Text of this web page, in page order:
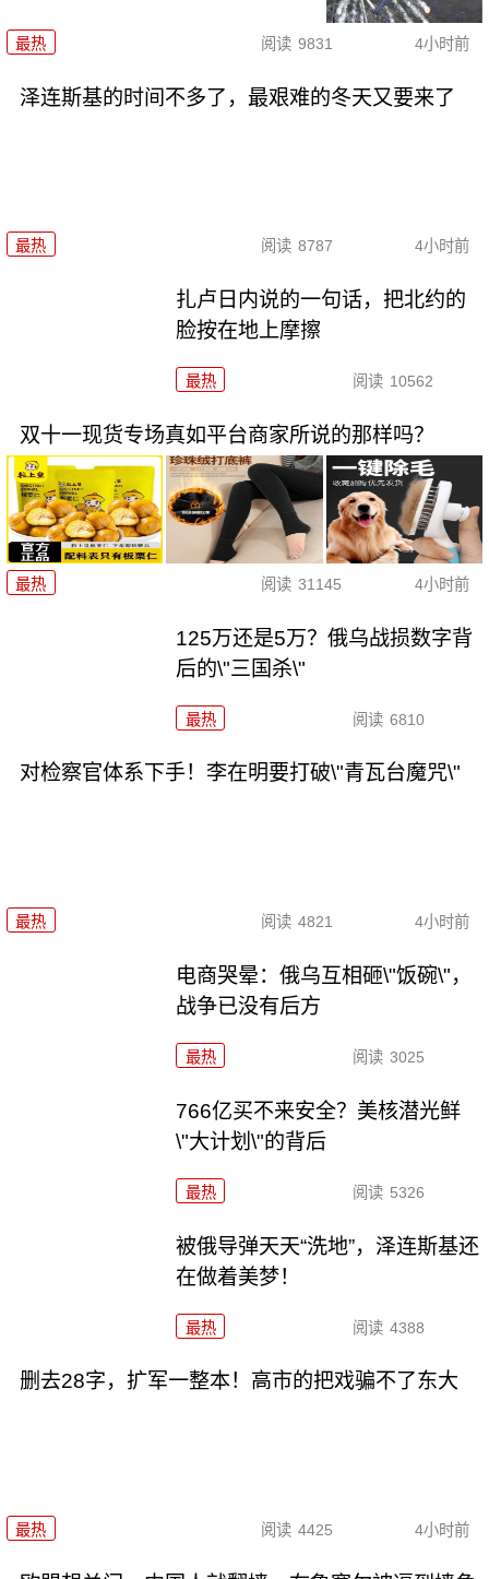
最热 阅读 9831 4小时前
泽连斯基的时间不多了，最艰难的冬天又要来了
最热 阅读 8787 4小时前
扎卢日内说的一句话，把北约的
脸按在地上摩擦
最热 阅读 10562
双十一现货专场真如平台商家所说的那样吗？
最热 阅读 31145 4小时前
125万还是5万？俄乌战损数字背
后的\"三国杀\"
最热 阅读 6810
对检察官体系下手！李在明要打破\"青瓦台魔咒\"
最热 阅读 4821 4小时前
电商哭晕：俄乌互相砸\"饭碗\"，
战争已没有后方
最热 阅读 3025
766亿买不来安全？美核潜光鲜
\"大计划\"的背后
最热 阅读 5326
被俄导弹天天“洗地”，泽连斯基还
在做着美梦！
最热 阅读 4388
删去28字，扩军一整本！高市的把戏骗不了东大
最热 阅读 4425 4小时前